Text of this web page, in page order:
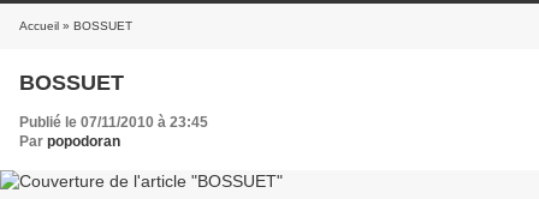
Accueil » BOSSUET
BOSSUET
Publié le 07/11/2010 à 23:45
Par popodoran